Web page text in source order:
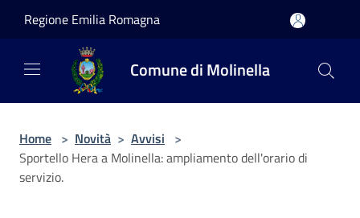
Regione Emilia Romagna
Comune di Molinella
Home > Novità > Avvisi >
Sportello Hera a Molinella: ampliamento dell'orario di
servizio.